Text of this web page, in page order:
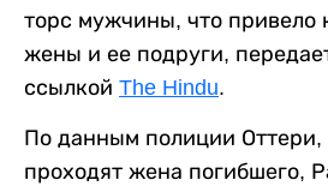
торс мужчины, что привело
жены и ее подруги,
ссылкой The Hindu.
По данным полиции
проходят жена погибшего,